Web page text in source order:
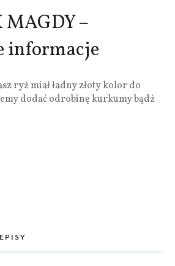
–
informacje
ryż miał ładny złoty kolor do
dodać odrobinę kurkumy bądź